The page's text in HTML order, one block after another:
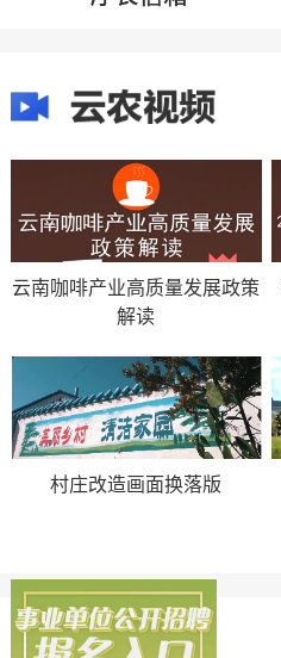
云南咖啡产业高质量发展政策
解读
村庄改造画面换落版